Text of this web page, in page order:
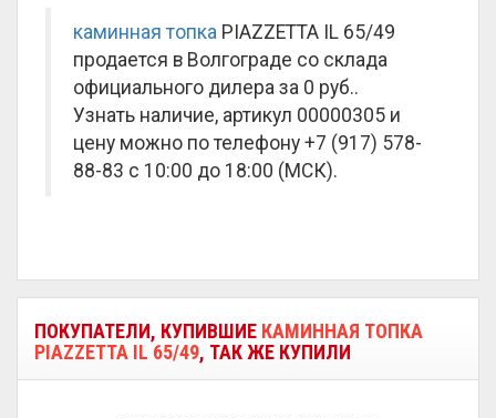
каминная топка PIAZZETTA IL 65/49
продается в Волгограде со склада
официального дилера за 0 руб..
Узнать наличие, артикул 00000305 и
цену можно по телефону +7 (917) 578-
88-83 с 10:00 до 18:00 (МСК).
ПОКУПАТЕЛИ, КУПИВШИЕ КАМИННАЯ ТОПКА
PIAZZETTA IL 65/49, ТАК ЖЕ КУПИЛИ